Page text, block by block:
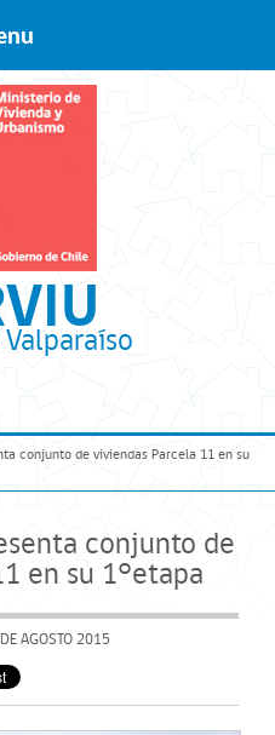
conjunto de viviendas Parcela 11 en su
conjunto de
en su 1°etapa
AGOSTO 2015